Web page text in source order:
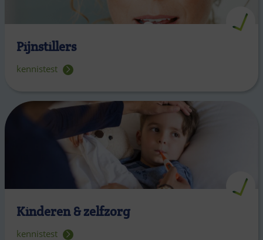
Pijnstillers
kennistest
Kinderen & zelfzorg
kennistest